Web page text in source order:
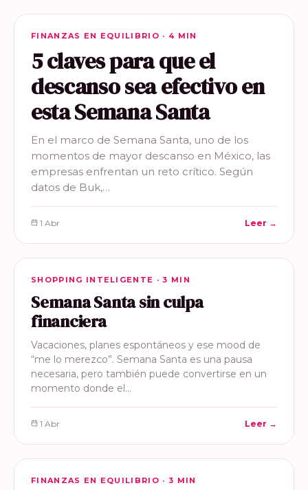
FINANZAS EN EQUILIBRIO
FINANZAS EN EQUILIBRIO · 4 MIN
5 claves para que el
descanso sea efectivo en
esta Semana Santa
En el marco de Semana Santa, uno de los
momentos de mayor descanso en México, las
empresas enfrentan un reto crítico. Según
datos de Buk,…
1 Abr Leer →
SHOPPING INTELIGENTE
SHOPPING INTELIGENTE · 3 MIN
Semana Santa sin culpa
financiera
Vacaciones, planes espontáneos y ese mood de
“me lo merezco”. Semana Santa es una pausa
necesaria, pero también puede convertirse en un
momento donde el…
1 Abr Leer →
FINANZAS EN EQUILIBRIO
FINANZAS EN EQUILIBRIO · 3 MIN